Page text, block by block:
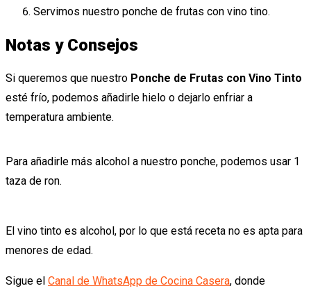
Servimos nuestro ponche de frutas con vino tino.
Notas y Consejos
Si queremos que nuestro Ponche de Frutas con Vino Tinto
esté frío, podemos añadirle hielo o dejarlo enfriar a
temperatura ambiente.
Para añadirle más alcohol a nuestro ponche, podemos usar 1
taza de ron.
El vino tinto es alcohol, por lo que está receta no es apta para
menores de edad.
Sigue el Canal de WhatsApp de Cocina Casera, donde